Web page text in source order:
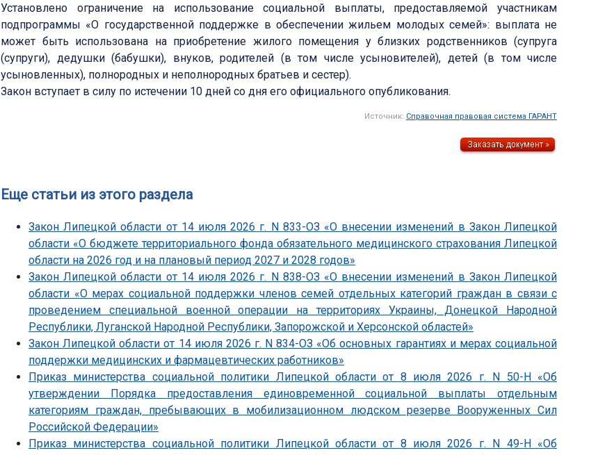
Установлено ограничение на использование социальной выплаты, предоставляемой участникам
подпрограммы «О государственной поддержке в обеспечении жильем молодых семей»: выплата не
может быть использована на приобретение жилого помещения у близких родственников (супруга
(супруги), дедушки (бабушки), внуков, родителей (в том числе усыновителей), детей (в том числе
усыновленных), полнородных и неполнородных братьев и сестер).
Закон вступает в силу по истечении 10 дней со дня его официального опубликования.
Источник: Справочная правовая система ГАРАНТ
Еще статьи из этого раздела
Закон Липецкой области от 14 июля 2026 г. N 833-ОЗ «О внесении изменений в Закон Липецкой
области «О бюджете территориального фонда обязательного медицинского страхования Липецкой
области на 2026 год и на плановый период 2027 и 2028 годов»
Закон Липецкой области от 14 июля 2026 г. N 838-ОЗ «О внесении изменений в Закон Липецкой
области «О мерах социальной поддержки членов семей отдельных категорий граждан в связи с
проведением специальной военной операции на территориях Украины, Донецкой Народной
Республики, Луганской Народной Республики, Запорожской и Херсонской областей»
Закон Липецкой области от 14 июля 2026 г. N 834-ОЗ «Об основных гарантиях и мерах социальной
поддержки медицинских и фармацевтических работников»
Приказ министерства социальной политики Липецкой области от 8 июля 2026 г. N 50-Н «Об
утверждении Порядка предоставления единовременной социальной выплаты отдельным
категориям граждан, пребывающих в мобилизационном людском резерве Вооруженных Сил
Российской Федерации»
Приказ министерства социальной политики Липецкой области от 8 июля 2026 г. N 49-Н «Об